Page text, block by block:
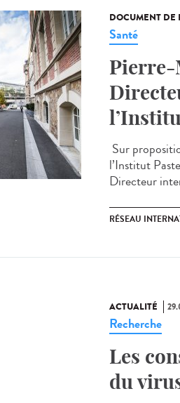
DOCUMENT DE
Santé
Pierre-
Sur
l’Institut
Directeur
RÉSEAU
ACTUALITÉ
Recherche
Les
du